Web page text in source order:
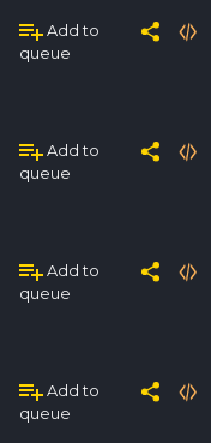
Add to
queue
Add to
queue
Add to
queue
Add to
queue